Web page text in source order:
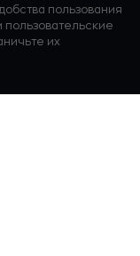
пользования
пользовательские
их